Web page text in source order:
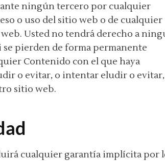
ante ningún tercero por cualquier
o uso del sitio web o de cualquier
Usted no tendrá derecho a
pierden de forma permanente
Contenido con el que haya
o evitar, o intentar eludir o evitar,
sitio web.
cualquier garantía implícita por